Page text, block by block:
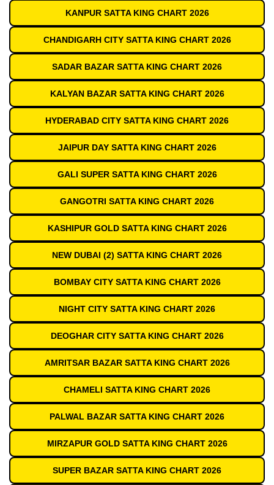
KANPUR SATTA KING CHART 2026
CHANDIGARH CITY SATTA KING CHART 2026
SADAR BAZAR SATTA KING CHART 2026
KALYAN BAZAR SATTA KING CHART 2026
HYDERABAD CITY SATTA KING CHART 2026
JAIPUR DAY SATTA KING CHART 2026
GALI SUPER SATTA KING CHART 2026
GANGOTRI SATTA KING CHART 2026
KASHIPUR GOLD SATTA KING CHART 2026
NEW DUBAI (2) SATTA KING CHART 2026
BOMBAY CITY SATTA KING CHART 2026
NIGHT CITY SATTA KING CHART 2026
DEOGHAR CITY SATTA KING CHART 2026
AMRITSAR BAZAR SATTA KING CHART 2026
CHAMELI SATTA KING CHART 2026
PALWAL BAZAR SATTA KING CHART 2026
MIRZAPUR GOLD SATTA KING CHART 2026
SUPER BAZAR SATTA KING CHART 2026